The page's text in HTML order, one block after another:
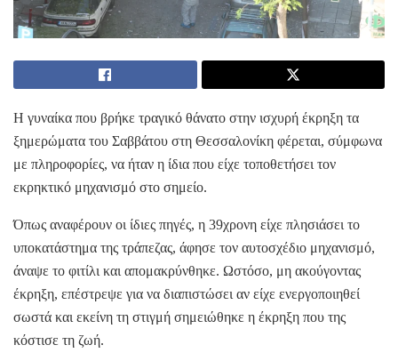
Η γυναίκα που βρήκε τραγικό θάνατο στην ισχυρή έκρηξη τα
ξημερώματα του Σαββάτου στη Θεσσαλονίκη φέρεται, σύμφωνα
με πληροφορίες, να ήταν η ίδια που είχε τοποθετήσει τον
εκρηκτικό μηχανισμό στο σημείο.
Όπως αναφέρουν οι ίδιες πηγές, η 39χρονη είχε πλησιάσει το
υποκατάστημα της τράπεζας, άφησε τον αυτοσχέδιο μηχανισμό,
άναψε το φιτίλι και απομακρύνθηκε. Ωστόσο, μη ακούγοντας
έκρηξη, επέστρεψε για να διαπιστώσει αν είχε ενεργοποιηθεί
σωστά και εκείνη τη στιγμή σημειώθηκε η έκρηξη που της
κόστισε τη ζωή.